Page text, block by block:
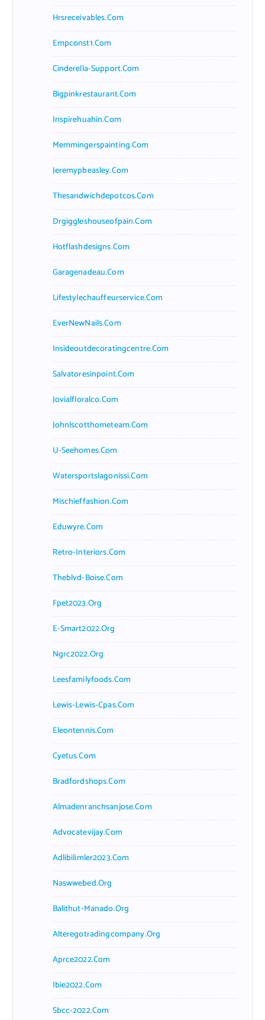
Hrsreceivables.com
Empconst1.com
Cinderella-Support.com
Bigpinkrestaurant.com
Inspirehuahin.com
Memmingerspainting.com
Jeremypbeasley.com
Thesandwichdepotcos.com
Drgiggleshouseofpain.com
Hotflashdesigns.com
Garagenadeau.com
Lifestylechauffeurservice.com
EverNewNails.com
Insideoutdecoratingcentre.com
Salvatoresinpoint.com
Jovialfloralco.com
Johnlscotthometeam.com
U-Seehomes.com
Watersportslagonissi.com
Mischieffashion.com
Eduwyre.com
Retro-Interiors.com
Theblvd-Boise.com
Fpet2023.org
E-Smart2022.org
Ngrc2022.org
Leesfamilyfoods.com
Lewis-Lewis-Cpas.com
Eleontennis.com
Cyetus.com
Bradfordshops.com
Almadenranchsanjose.com
Advocatevijay.com
Adlibilimler2023.com
Naswwebed.org
Balithut-Manado.org
Alteregotradingcompany.org
Aprce2022.com
Ibie2022.com
Sbcc-2022.com